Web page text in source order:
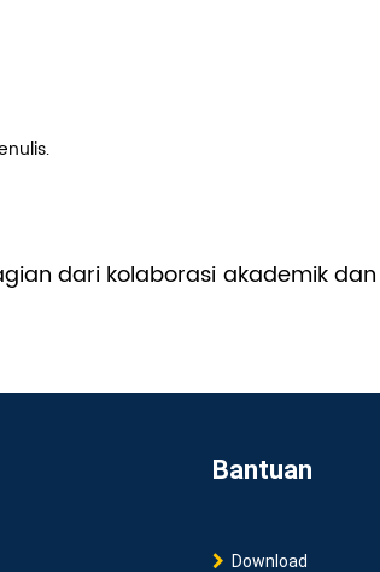
dari kolaborasi akademik
Bantuan
Download